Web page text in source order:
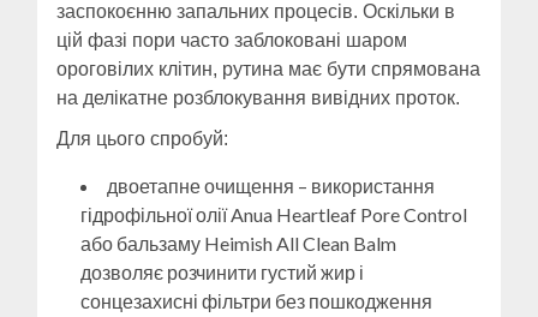
заспокоєнню запальних процесів. Оскільки в
цій фазі пори часто заблоковані шаром
ороговілих клітин, рутина має бути спрямована
на делікатне розблокування вивідних проток.
Для цього спробуй:
двоетапне очищення – використання
гідрофільної олії Anua Heartleaf Pore Control
або бальзаму Heimish All Clean Balm
дозволяє розчинити густий жир і
сонцезахисні фільтри без пошкодження